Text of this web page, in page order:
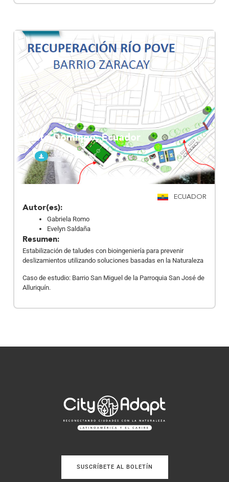
Santo Domingo; Ecuador
DESCARGAR EN PDF
ECUADOR
Autor(es):
Gabriela Romo
Evelyn Saldaña
Resumen:
Estabilización de taludes con bioingeniería para prevenir
deslizamientos utilizando soluciones basadas en la Naturaleza
Caso de estudio: Barrio San Miguel de la Parroquia San José de
Alluriquín.
SUSCRÍBETE AL BOLETÍN